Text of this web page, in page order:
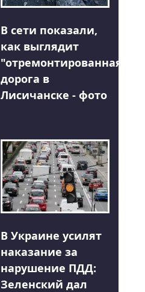
В сети показали,
как выглядит
"отремонтированная"
дорога в
Лисичанске - фото
В Украине усилят
наказание за
нарушение ПДД:
Зеленский дал